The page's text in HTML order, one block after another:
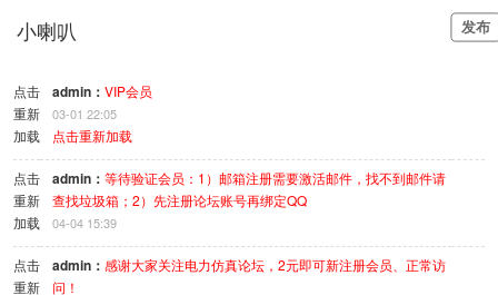
小喇叭 发布
点击
重新
加载
admin ： VIP会员
03-01 22:05
点击重新加载
点击
重新
加载
admin ： 等待验证会员：1）邮箱注册需要激活邮件，找不到邮件请
查找垃圾箱；2）先注册论坛账号再绑定QQ
04-04 15:39
点击
重新
admin ： 感谢大家关注电力仿真论坛，2元即可新注册会员、正常访
问！